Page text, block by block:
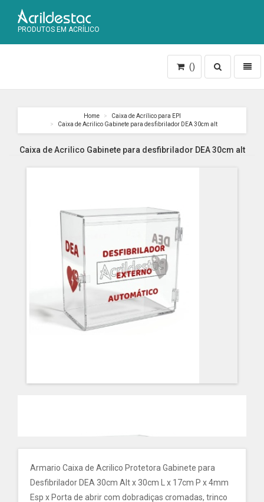
PRODUTOS EM ACRÍLICO
Toggle
search
()
Home
Caixa de Acrílico para EPI
Caixa de Acrilico Gabinete para desfibrilador DEA 30cm alt
Caixa de Acrilico Gabinete para desfibrilador DEA 30cm alt
Armario Caixa de Acrilico Protetora Gabinete para
Desfibrilador DEA 30cm Alt x 30cm L x 17cm P x 4mm
Esp x Porta de abrir com dobradiças cromadas, trinco